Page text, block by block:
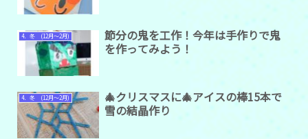
4．冬 (12月～2月)
節分の鬼を工作！今年は手作りで鬼
を作ってみよう！
4．冬 (12月～2月)
🎄クリスマスに🎄アイスの棒15本で
雪の結晶作り